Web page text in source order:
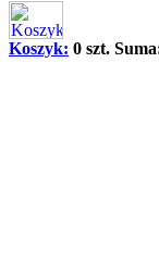
Koszyk: 0 szt.